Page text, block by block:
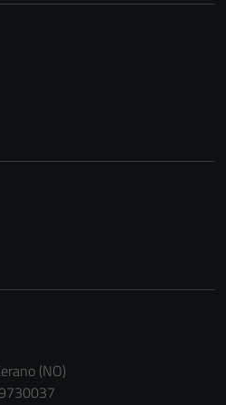
(NO)
sono necessari
informazioni
personali.